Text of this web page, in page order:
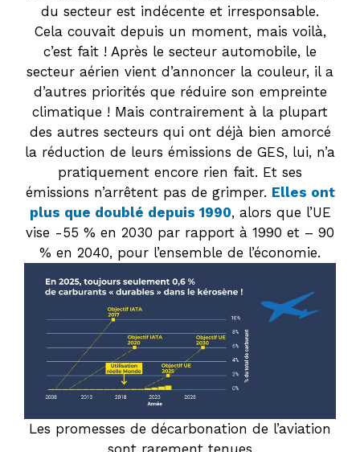
du secteur est indécente et irresponsable.
Cela couvait depuis un moment, mais voilà,
c’est fait ! Après le secteur automobile, le
secteur aérien vient d’annoncer la couleur, il a
d’autres priorités que réduire son empreinte
climatique ! Mais contrairement à la plupart
des autres secteurs qui ont déjà bien amorcé
la réduction de leurs émissions de GES, lui, n’a
pratiquement encore rien fait. Et ses
émissions n’arrêtent pas de grimper. Elles ont
plus que doublé depuis 1990, alors que l’UE
vise -55 % en 2030 par rapport à 1990 et – 90
% en 2040, pour l’ensemble de l’économie.
Les promesses de décarbonation de l’aviation